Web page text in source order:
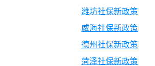
潍坊社保新政策
威海社保新政策
德州社保新政策
菏泽社保新政策